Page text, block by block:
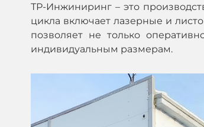
ТР-Инжиниринг – это
цикла включает лазерные и
позволяет не только
индивидуальным размерам.